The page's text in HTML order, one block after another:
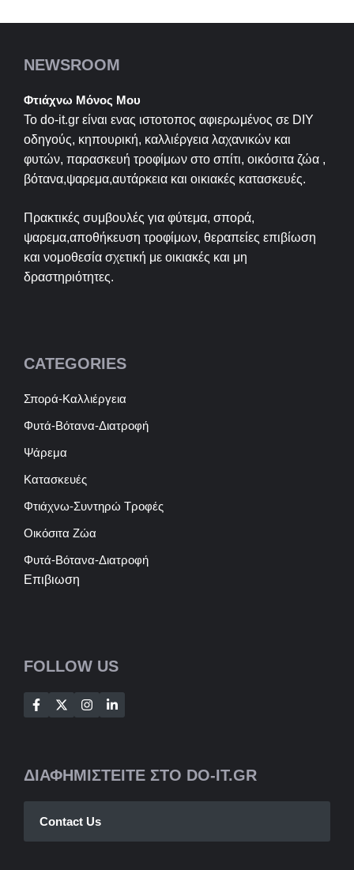
NEWSROOM
Φτιάχνω Μόνος Μου
Το do-it.gr είναι ενας ιστοτοπος αφιερωμένος σε DIY
οδηγούς, κηπουρική, καλλιέργεια λαχανικών και
φυτών, παρασκευή τροφίμων στο σπίτι, οικόσιτα ζώα ,
βότανα,ψαρεμα,αυτάρκεια και οικιακές κατασκευές.
Πρακτικές συμβουλές για φύτεμα, σπορά,
ψαρεμα,αποθήκευση τροφίμων, θεραπείες επιβίωση
και νομοθεσία σχετική με οικιακές και μη
δραστηριότητες.
CATEGORIES
Σπορά-Καλλιέργεια
Φυτά-Βότανα-Διατροφή
Ψάρεμα
Κατασκευές
Φτιάχνω-Συντηρώ Τροφές
Οικόσιτα Ζώα
Φυτά-Βότανα-Διατροφή
Επιβιωση
FOLLOW US
ΔΙΑΦΗΜΙΣΤΕΙΤΕ ΣΤΟ DO-IT.GR
Contact Us